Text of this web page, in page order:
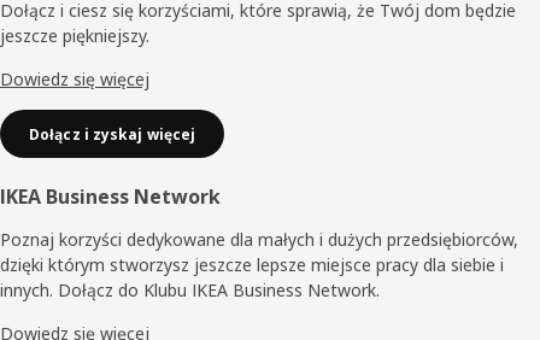
Dołącz i ciesz się korzyściami, które sprawią, że Twój dom będzie
jeszcze piękniejszy.
Dowiedz się więcej
Dołącz i zyskaj więcej
IKEA Business Network
Poznaj korzyści dedykowane dla małych i dużych przedsiębiorców,
dzięki którym stworzysz jeszcze lepsze miejsce pracy dla siebie i
innych. Dołącz do Klubu IKEA Business Network.
Dowiedz się więcej